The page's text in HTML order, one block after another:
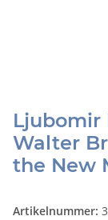
Ljubomir
Walter
the New
Artikelnummer: